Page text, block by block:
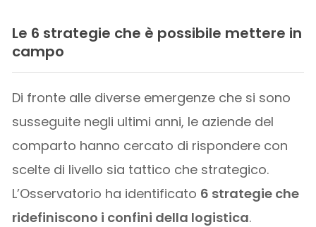
Le 6 strategie che è possibile mettere in
campo
Di fronte alle diverse emergenze che si sono
susseguite negli ultimi anni, le aziende del
comparto hanno cercato di rispondere con
scelte di livello sia tattico che strategico.
L’Osservatorio ha identificato 6 strategie che
ridefiniscono i confini della logistica.